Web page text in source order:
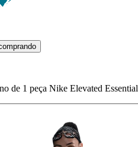
de 1 peça Nike Elevated Essential